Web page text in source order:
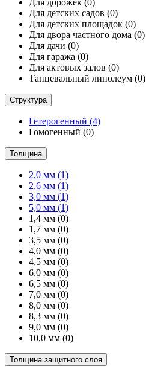
Для дорожек (0)
Для детских садов (0)
Для детских площадок (0)
Для двора частного дома (0)
Для дачи (0)
Для гаража (0)
Для актовых залов (0)
Танцевальный линолеум (0)
Структура
Гетерогенный (4)
Гомогенный (0)
Толщина
2,0 мм (1)
2,6 мм (1)
3,0 мм (1)
5,0 мм (1)
1,4 мм (0)
1,7 мм (0)
3,5 мм (0)
4,0 мм (0)
4,5 мм (0)
6,0 мм (0)
6,5 мм (0)
7,0 мм (0)
8,0 мм (0)
8,3 мм (0)
9,0 мм (0)
10,0 мм (0)
Толщина защитного слоя